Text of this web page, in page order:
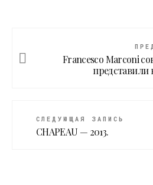
Francesco Marconi
СЛЕДУЮЩАЯ ЗАПИСЬ
CHAPEAU — 2013.